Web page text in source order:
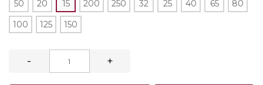
50
20 15 200 250 32 25 40 65
80
100
125 150
- +